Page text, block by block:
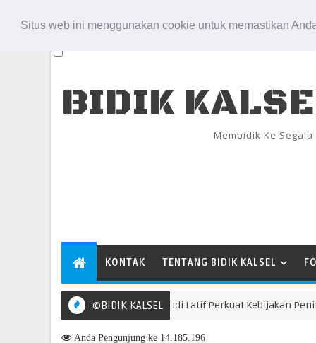
Situs web ini menggunakan cookie untuk memastikan
BIDIK
Membidik Ke Segala
KONTAK TENTANG BIDIK KALSEL
©BIDIK KALSEL
Bupati Andi Rudi Latif Perkuat Kebijakan
Anda Pengunjung ke 14.185.196